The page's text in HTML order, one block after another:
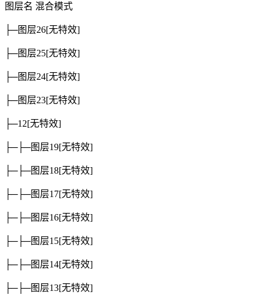
图层名 混合模式
├─图层26[无特效]
├─图层25[无特效]
├─图层24[无特效]
├─图层23[无特效]
├─12[无特效]
├─├─图层19[无特效]
├─├─图层18[无特效]
├─├─图层17[无特效]
├─├─图层16[无特效]
├─├─图层15[无特效]
├─├─图层14[无特效]
├─├─图层13[无特效]